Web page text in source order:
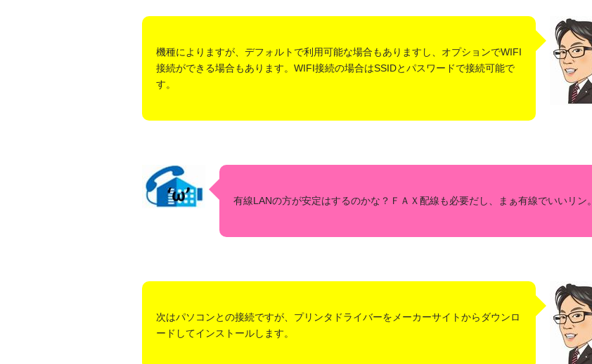
機種によりますが、デフォルトで利用可能な場合もありますし、オプションでWIFI
接続ができる場合もあります。 WIFI接続の場合はSSIDとパスワードで接続可能で
す。
有線LANの方が安定はするのかな？ＦＡＸ配線も必要だし、まぁ有線でいいリン。
次はパソコンとの接続ですが、プリンタドライバーをメーカーサイトからダウンロ
ードしてインストールします。